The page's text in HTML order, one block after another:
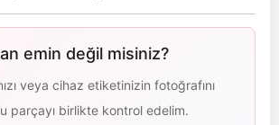
emin değil misiniz?
veya cihaz etiketinizin fotoğrafını
parçayı birlikte kontrol edelim.